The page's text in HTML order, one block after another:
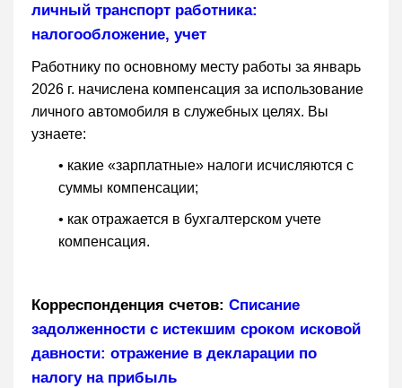
личный транспорт работника:
налогообложение, учет
Работнику по основному месту работы за январь
2026 г. начислена компенсация за использование
личного автомобиля в служебных целях. Вы
узнаете:
• какие «зарплатные» налоги исчисляются с
суммы компенсации;
• как отражается в бухгалтерском учете
компенсация.
Корреспонденция счетов: Списание
задолженности с истекшим сроком исковой
давности: отражение в декларации по
налогу на прибыль